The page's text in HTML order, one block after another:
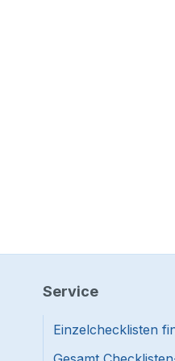
Service
Einzelchecklisten